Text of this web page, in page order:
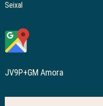
Seixal
JV9P+GM Amora